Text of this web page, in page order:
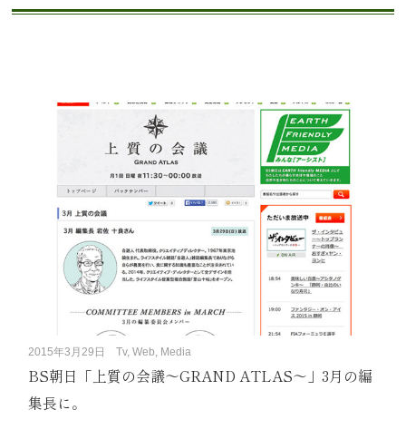
2015年3月29日 Tv, Web, Media
BS朝日「上質の会議〜GRAND ATLAS〜」3月の編
集長に。